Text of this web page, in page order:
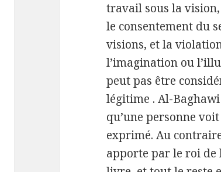
travail sous la
le consentement du
visions, et la
l’imagination ou
peut pas être
légitime . Al-
qu’une personne
exprimé. Au
apporte par le roi de